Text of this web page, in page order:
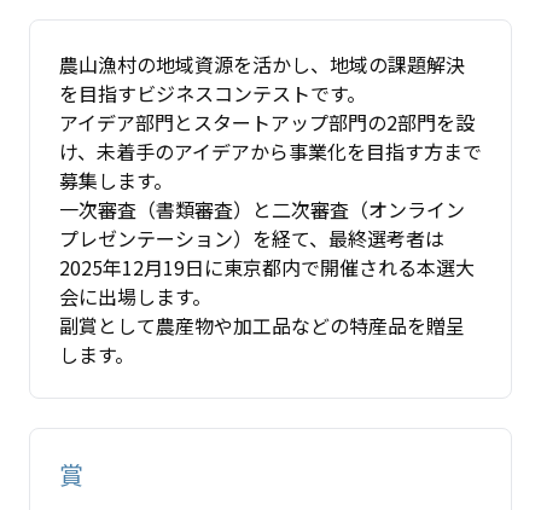
農山漁村の地域資源を活かし、地域の課題解決
を目指すビジネスコンテストです。
アイデア部門とスタートアップ部門の2部門を設
け、未着手のアイデアから事業化を目指す方まで
募集します。
一次審査（書類審査）と二次審査（オンライン
プレゼンテーション）を経て、最終選考者は
2025年12月19日に東京都内で開催される本選大
会に出場します。
副賞として農産物や加工品などの特産品を贈呈
します。
賞